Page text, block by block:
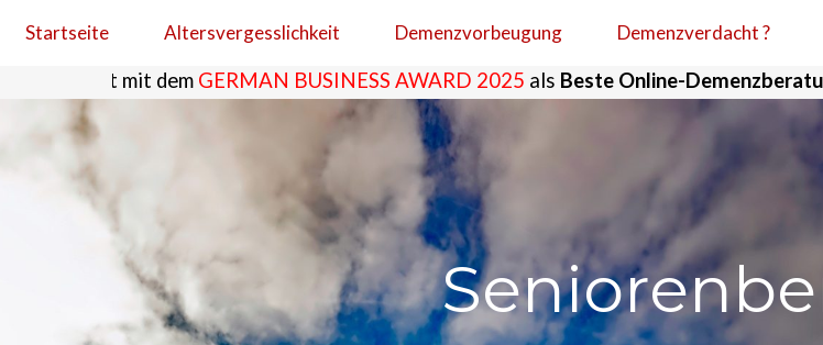
Startseite Altersvergesslichkeit Demenzvorbeugung Demenzverdacht ?
mit demGERMAN BUSINESS AWARD 2025als Beste Online-